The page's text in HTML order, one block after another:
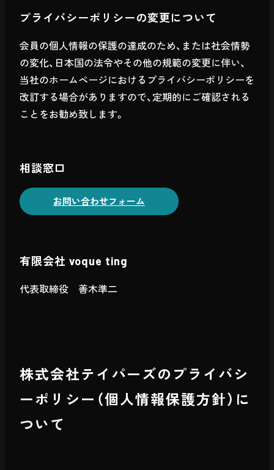
プライバシーポリシーの変更について
会員の個人情報の保護の達成のため、または社会情勢
の変化、日本国の法令やその他の規範の変更に伴い、
当社のホームページにおけるプライバシーポリシーを
改訂する場合がありますので、定期的にご確認される
ことをお勧め致します。
相談窓口
お問い合わせフォーム
有限会社 voque ting
代表取締役 善木準二
株式会社テイパーズのプライバシ
ーポリシー（個人情報保護方針）に
ついて